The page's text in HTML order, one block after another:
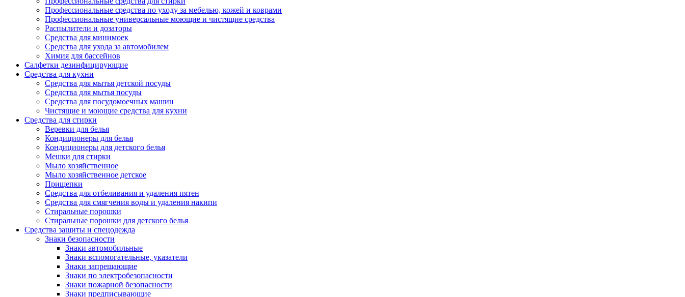
Профессиональные средства по уходу за мебелью, кожей и коврами
Профессиональные универсальные моющие и чистящие средства
Распылители и дозаторы
Средства для минимоек
Средства для ухода за автомобилем
Химия для бассейнов
Салфетки дезинфицирующие
Средства для кухни
Средства для мытья детской посуды
Средства для мытья посуды
Средства для посудомоечных машин
Чистящие и моющие средства для кухни
Средства для стирки
Веревки для белья
Кондиционеры для белья
Кондиционеры для детского белья
Мешки для стирки
Мыло хозяйственное
Мыло хозяйственное детское
Прищепки
Средства для отбеливания и удаления пятен
Средства для смягчения воды и удаления накипи
Стиральные порошки
Стиральные порошки для детского белья
Средства защиты и спецодежда
Знаки безопасности
Знаки автомобильные
Знаки вспомогательные, указатели
Знаки запрещающие
Знаки по электробезопасности
Знаки пожарной безопасности
Знаки предписывающие